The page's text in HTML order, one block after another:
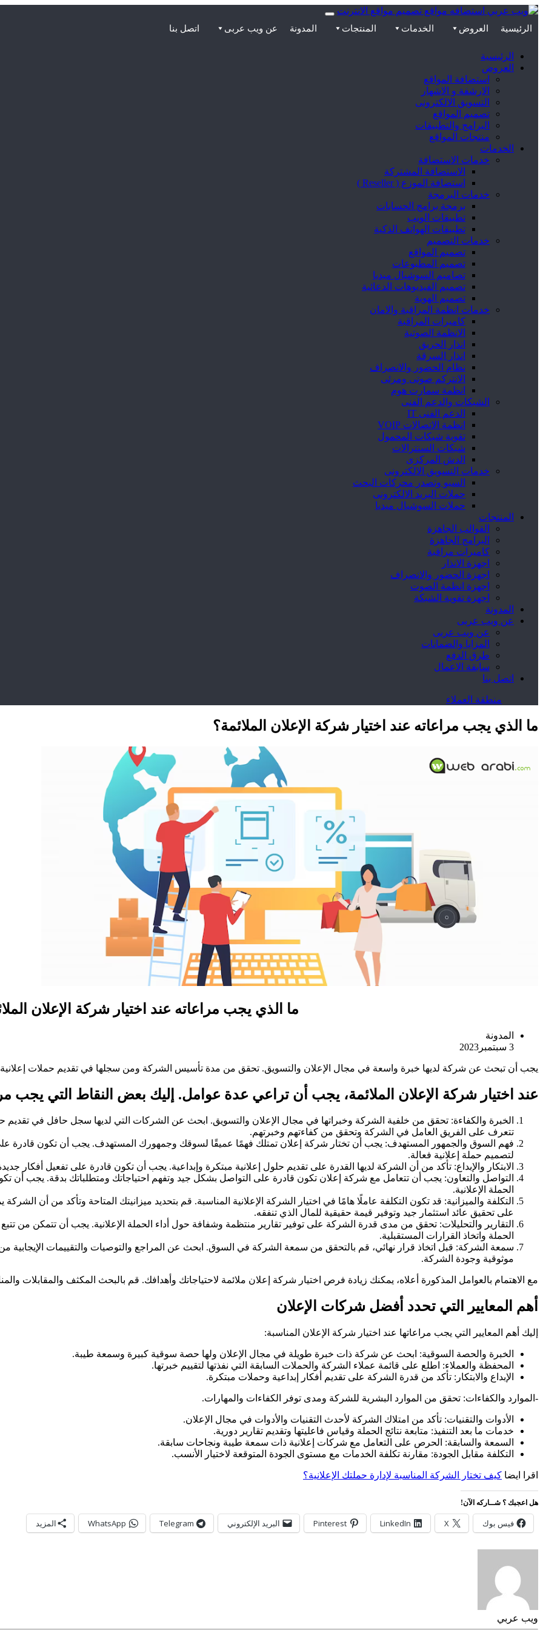
الرئيسية العروض الخدمات المنتجات المدونة عن ويب عربى اتصل بنا
الرئيسية
العروض
استضافة المواقع
الارشفة و الاشهار
التسويق الالكترونى
تصميم المواقع
البرامج والتطبيقات
منتجات المواقع
الخدمات
خدمات الاستضافة
الاستضافة المشتركة
استضافة الموزع ( Reseller )
خدمات البرمجة
برمجة برامج الحسابات
تطبيقات الويب
تطبيقات الهواتف الذكية
خدمات التصميم
تصميم المواقع
تصميم المطبوعات
تصاميم السوشيال ميديا
تصميم الفيديوهات الدعائية
تصميم الهوية
خدمات انظمة المراقبة والامان
كاميرات المراقبة
الانظمة الصوتية
انذار الحريق
انذار السرقة
نظام الحضور والانصراف
الانتركم صوتى ومرئى
انظمة سمارت هوم
الشبكات والدعم الفنى
الدعم الفنى IT
انظمة الاتصالات VOIP
تقوية شبكات المحمول
شبكات السنترالات
الدش المركزى
خدمات التسويق الالكترونى
السيو وتصدر محركات البحث
حملات البريد الالكترونى
حملات السوشيال ميديا
المنتجات
القوالب الجاهزة
البرامج الجاهزة
كاميرات مراقبة
اجهزة الانذار
اجهزة الحضور والانصراف
اجهزة انظمة الصوت
اجهزة تقوية الشبكة
المدونة
عن ويب عربى
عن ويب عربى
المزايا والضمانات
طرق الدفع
سابقة الاعمال
اتصل بنا
منطقة العملاء
ما الذي يجب مراعاته عند اختيار شركة الإعلان الملائمة؟
ما الذي يجب مراعاته عند اختيار شركة الإعلان
المدونة
3 سبتمبر2023
يجب أن تبحث عن شركة لديها خبرة واسعة في مجال الإعلان والتسويق. تحقق من مدة تأسيس الشركة ومن سجلها في تقديم حملات إعلانية
عند اختيار شركة الإعلان الملائمة، يجب أن تراعي عدة عوامل. إليك بعض النقاط التي يجب
الخبرة والكفاءة: تحقق من خلفية الشركة وخبراتها في مجال الإعلان والتسويق. ابحث عن الشركات التي لديها سجل حافل في تقديم
تتعرف على الفريق العامل في الشركة وتحقق من كفاءتهم وخبرتهم.
فهم السوق والجمهور المستهدف: يجب أن تختار شركة إعلان تمتلك فهمًا عميقًا لسوقك وجمهورك المستهدف. يجب أن تكون قادرة على
لتصميم حملة إعلانية فعالة.
الابتكار والإبداع: تأكد من أن الشركة لديها القدرة على تقديم حلول إعلانية مبتكرة وإبداعية. يجب أن تكون قادرة على تفعيل أفكار
التواصل والتعاون: يجب أن تتعامل مع شركة إعلان تكون قادرة على التواصل بشكل جيد وتفهم احتياجاتك ومتطلباتك بدقة. يجب أن
الحملة الإعلانية.
التكلفة والميزانية: قد تكون التكلفة عاملًا هامًا في اختيار الشركة الإعلانية المناسبة. قم بتحديد ميزانيتك المتاحة وتأكد من أن
على تحقيق عائد استثمار جيد وتوفير قيمة حقيقية للمال الذي تنفقه.
التقارير والتحليلات: تحقق من مدى قدرة الشركة على توفير تقارير منتظمة وشفافة حول أداء الحملة الإعلانية. يجب أن تتمكن من
الحملة واتخاذ القرارات المستقبلية.
سمعة الشركة: قبل اتخاذ قرار نهائي، قم بالتحقق من سمعة الشركة في السوق. ابحث عن المراجع والتوصيات والتقييمات الإيجابية
موثوقية وجودة الشركة.
مع الاهتمام بالعوامل المذكورة أعلاه، يمكنك زيادة فرص اختيار شركة إعلان ملائمة لاحتياجاتك وأهدافك. قم بالبحث المكثف والمقابلات
أهم المعايير التي تحدد أفضل شركات الإعلان
إليك أهم المعايير التي يجب مراعاتها عند اختيار شركة الإعلان المناسبة:
الخبرة والحصة السوقية: ابحث عن شركة ذات خبرة طويلة في مجال الإعلان ولها حصة سوقية كبيرة وسمعة طيبة.
المحفظة والعملاء: اطلع على قائمة عملاء الشركة والحملات السابقة التي نفذتها لتقييم خبرتها.
الإبداع والابتكار: تأكد من قدرة الشركة على تقديم أفكار إبداعية وحملات مبتكرة.
-الموارد والكفاءات: تحقق من الموارد البشرية للشركة ومدى توفر الكفاءات والمهارات.
الأدوات والتقنيات: تأكد من امتلاك الشركة لأحدث التقنيات والأدوات في مجال الإعلان.
خدمات ما بعد التنفيذ: متابعة نتائج الحملة وقياس فاعليتها وتقديم تقارير دورية.
السمعة والسابقة: الحرص على التعامل مع شركات إعلانية ذات سمعة طيبة ونجاحات سابقة.
التكلفة مقابل الجودة: مقارنة تكلفة الخدمات مع مستوى الجودة المتوقعة لاختيار الأنسب.
اقرا ايضا كيف تختار الشركة المناسبة لإدارة حملتك الإعلانية؟
هل اعجبك ؟ شــاركه الآن!
فيس بوك X
LinkedIn
Pinterest البريد الإلكتروني Telegram
WhatsApp المزيد
ويب عربي